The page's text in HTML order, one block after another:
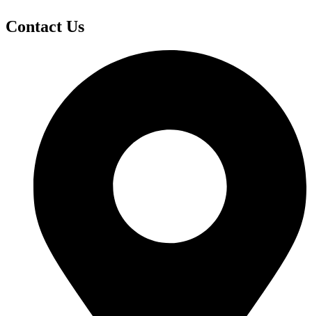
Contact Us